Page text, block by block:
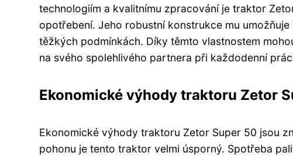
technologiím a kvalitnímu zpracování je traktor
opotřebení. Jeho robustní konstrukce mu
těžkých podmínkách. Díky těmto vlastnostem
na svého spolehlivého partnera při každodenní
Ekonomické výhody traktoru Zetor
Ekonomické výhody traktoru Zetor Super 50 jsou
pohonu je tento traktor velmi úsporný. Spotřeba